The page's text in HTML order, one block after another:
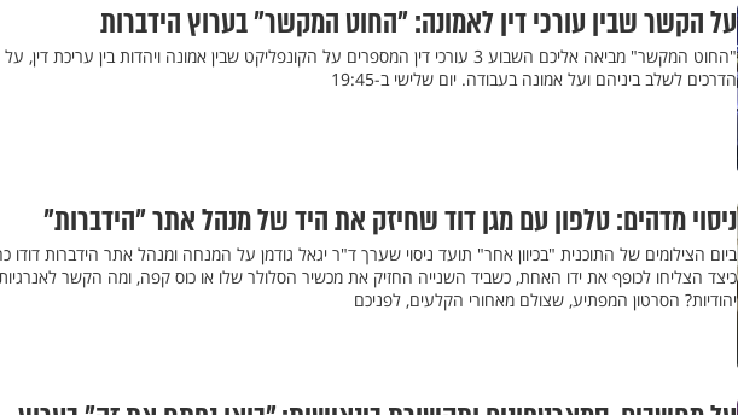
על הקשר שבין עורכי דין לאמונה: "החוט המקשר" בערוץ הידברות
"החוט המקשר" מביאה אליכם השבוע 3 עורכי דין המספרים על הקונפליקט שבין אמונה ויהדות בין עריכת דין, על
הדרכים לשלב ביניהם ועל אמונה בעבודה. יום שלישי ב-19:45
ניסוי מדהים: טלפון עם מגן דוד שחיזק את היד של מנהל אתר "הידברות"
ביום הצילומים של התוכנית "בכיוון אחר" תועד ניסוי שערך ד"ר יגאל גודמן על המנחה ומנהל אתר הידברות דודו
כיצד הצליחו לכופף את ידו האחת, כשביד השנייה החזיק את מכשיר הסלולר שלו או כוס קפה, ומה הקשר לאנרגיות
יהודיות? הסרטון המפתיע, שצולם מאחורי הקלעים, לפניכם